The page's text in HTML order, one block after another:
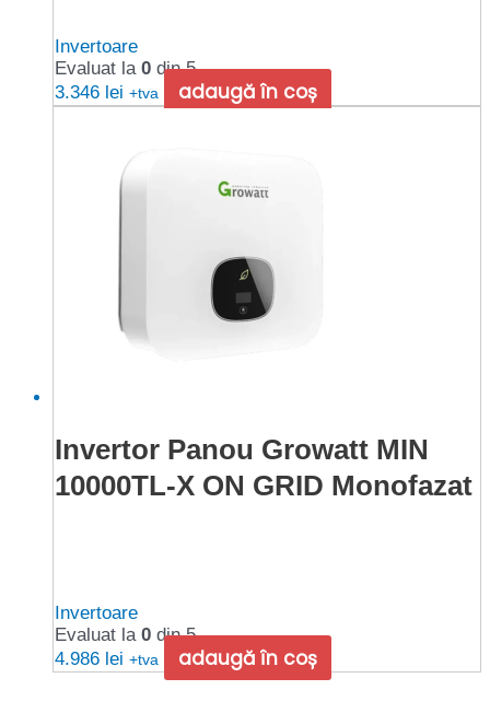
Invertoare
Evaluat la 0 din 5
3.346 lei +tva adaugă în coș
Invertor Panou Growatt MIN
10000TL-X ON GRID Monofazat
Invertoare
Evaluat la 0 din 5
4.986 lei +tva adaugă în coș